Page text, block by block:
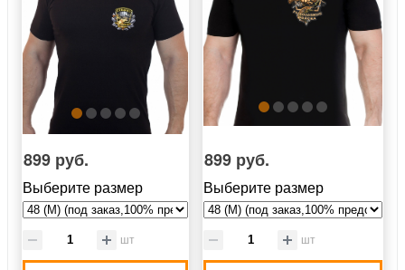
899 руб.
Выберите размер
шт
899 руб.
Выберите размер
шт